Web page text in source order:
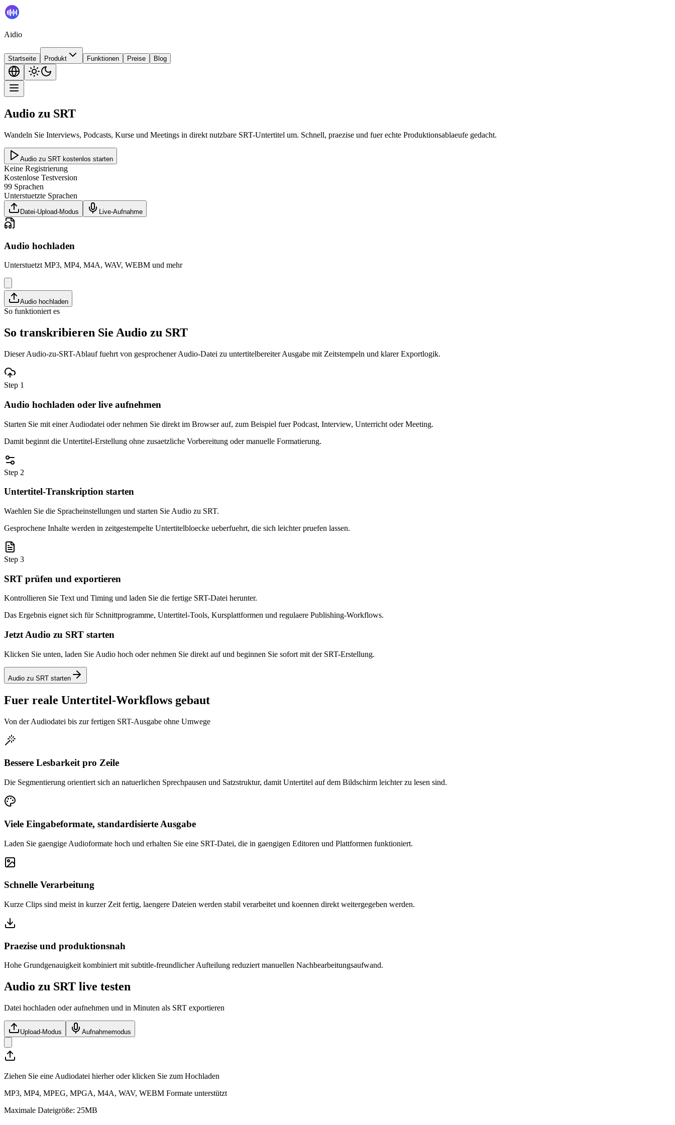
Aidio
Startseite Produkt Funktionen Preise Blog
Audio zu SRT
Wandeln Sie Interviews, Podcasts, Kurse und Meetings in direkt nutzbare SRT-Untertitel um. Schnell, praezise und fuer echte Produktionsablaeufe gedacht.
Audio zu SRT kostenlos starten
Keine Registrierung
Kostenlose Testversion
99 Sprachen
Unterstuetzte Sprachen
Datei-Upload-Modus Live-Aufnahme
Audio hochladen
Unterstuetzt MP3, MP4, M4A, WAV, WEBM und mehr
Audio hochladen
So funktioniert es
So transkribieren Sie Audio zu SRT
Dieser Audio-zu-SRT-Ablauf fuehrt von gesprochener Audio-Datei zu untertitelbereiter Ausgabe mit Zeitstempeln und klarer Exportlogik.
Step 1
Audio hochladen oder live aufnehmen
Starten Sie mit einer Audiodatei oder nehmen Sie direkt im Browser auf, zum Beispiel fuer Podcast, Interview, Unterricht oder Meeting.
Damit beginnt die Untertitel-Erstellung ohne zusaetzliche Vorbereitung oder manuelle Formatierung.
Step 2
Untertitel-Transkription starten
Waehlen Sie die Spracheinstellungen und starten Sie Audio zu SRT.
Gesprochene Inhalte werden in zeitgestempelte Untertitelbloecke ueberfuehrt, die sich leichter pruefen lassen.
Step 3
SRT prüfen und exportieren
Kontrollieren Sie Text und Timing und laden Sie die fertige SRT-Datei herunter.
Das Ergebnis eignet sich für Schnittprogramme, Untertitel-Tools, Kursplattformen und regulaere Publishing-Workflows.
Jetzt Audio zu SRT starten
Klicken Sie unten, laden Sie Audio hoch oder nehmen Sie direkt auf und beginnen Sie sofort mit der SRT-Erstellung.
Audio zu SRT starten
Fuer reale Untertitel-Workflows gebaut
Von der Audiodatei bis zur fertigen SRT-Ausgabe ohne Umwege
Bessere Lesbarkeit pro Zeile
Die Segmentierung orientiert sich an natuerlichen Sprechpausen und Satzstruktur, damit Untertitel auf dem Bildschirm leichter zu lesen sind.
Viele Eingabeformate, standardisierte Ausgabe
Laden Sie gaengige Audioformate hoch und erhalten Sie eine SRT-Datei, die in gaengigen Editoren und Plattformen funktioniert.
Schnelle Verarbeitung
Kurze Clips sind meist in kurzer Zeit fertig, laengere Dateien werden stabil verarbeitet und koennen direkt weitergegeben werden.
Praezise und produktionsnah
Hohe Grundgenauigkeit kombiniert mit subtitle-freundlicher Aufteilung reduziert manuellen Nachbearbeitungsaufwand.
Audio zu SRT live testen
Datei hochladen oder aufnehmen und in Minuten als SRT exportieren
Upload-Modus Aufnahmemodus
Ziehen Sie eine Audiodatei hierher oder klicken Sie zum Hochladen
MP3, MP4, MPEG, MPGA, M4A, WAV, WEBM Formate unterstützt
Maximale Dateigröße: 25MB